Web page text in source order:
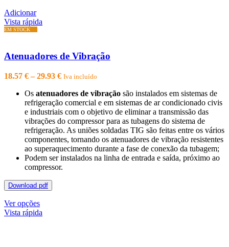
Adicionar
Vista rápida
Atenuadores de Vibração
18.57 € – 29.93 €Price
18.57 €
through
29.93 €
Iva incluído
Os atenuadores de vibração são instalados em sistemas de
refrigeração comercial e em sistemas de ar condicionado civis
e industriais com o objetivo de eliminar a transmissão das
vibrações do compressor para as tubagens do sistema de
refrigeração. As uniões soldadas TIG são feitas entre os vários
componentes, tornando os atenuadores de vibração resistentes
ao superaquecimento durante a fase de conexão da tubagem;
Podem ser instalados na linha de entrada e saída, próximo ao
compressor.
Download pdf
Ver opçõesThis
product
Vista rápida